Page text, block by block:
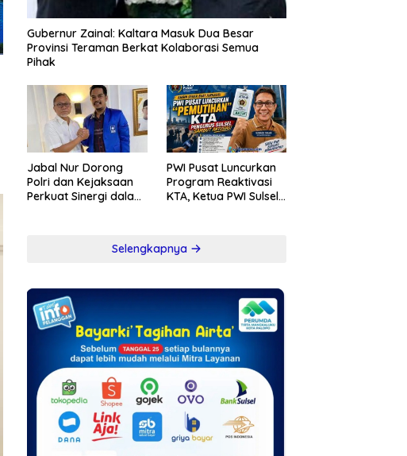
Gubernur Zainal: Kaltara Masuk Dua Besar
Provinsi Teraman Berkat Kolaborasi Semua
Pihak
Jabal Nur Dorong
Polri dan Kejaksaan
Perkuat Sinergi dalam
PWI Pusat Luncurkan
Program Reaktivasi
KTA, Ketua PWI Sulsel
Selengkapnya